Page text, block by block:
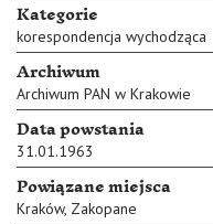
Kategorie
korespondencja wychodząca
Archiwum
Archiwum PAN w Krakowie
Data powstania
31.01.1963
Powiązane miejsca
Kraków, Zakopane